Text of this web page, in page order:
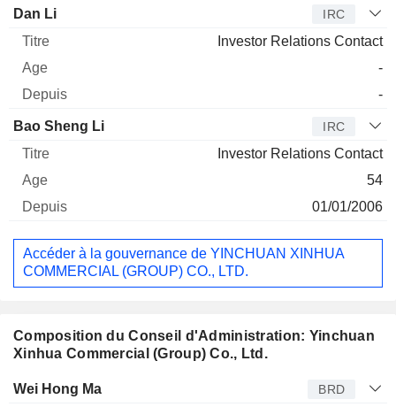
Dan Li IRC
Investor Relations Contact
-
-
Bao Sheng Li IRC
Investor Relations Contact
54
01/01/2006
Accéder à la gouvernance de YINCHUAN XINHUA
COMMERCIAL (GROUP) CO., LTD.
Composition du Conseil d'Administration: Yinchuan
Xinhua Commercial (Group) Co., Ltd.
Administrateur
Wei Hong Ma BRD